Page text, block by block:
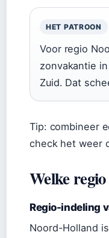
HET PATROON
Voor regio
zonvakantie
Zuid. Dat
Tip: combineer
check het weer
Welke
Regio-indeling
Noord-Holland